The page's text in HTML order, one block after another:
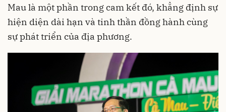
Mau là một phần trong cam kết đó, khẳng định sự
hiện diện dài hạn và tinh thần đồng hành cùng
sự phát triển của địa phương.